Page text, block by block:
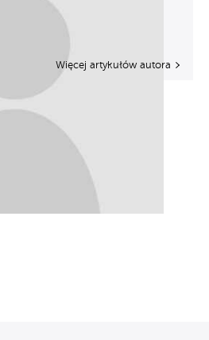
Więcej artykułów autora